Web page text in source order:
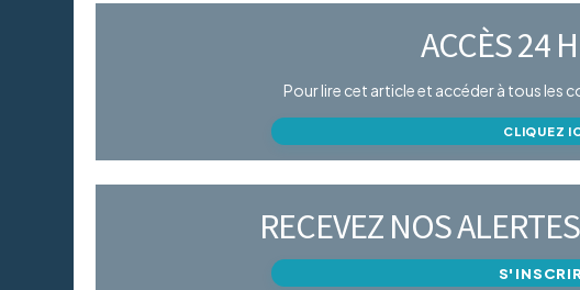
ACCÈS 24
Pour lire cet article et accéder à tous les
CLIQUEZ
RECEVEZ NOS